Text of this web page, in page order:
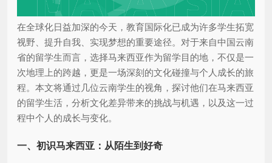
在全球化日益加深的今天，教育国际化已成为许多学生拓宽
视野、提升自我、实现梦想的重要途径。对于来自中国云南
省的留学生而言，选择马来西亚作为留学目的地，不仅是一
次地理上的跨越，更是一场深刻的文化碰撞与个人成长的旅
程。本文将通过几位云南学生的视角，探讨他们在马来西亚
的留学生活，分析文化差异带来的挑战与机遇，以及这一过
程中个人的成长与变化。
一、初识马来西亚：从陌生到好奇